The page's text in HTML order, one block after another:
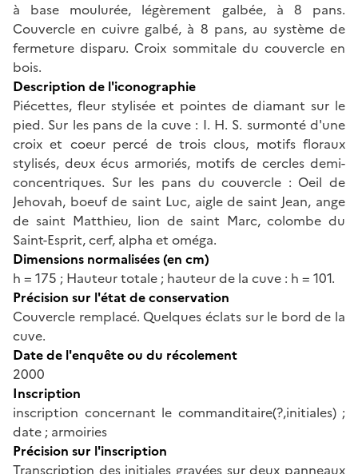
à base moulurée, légèrement galbée, à 8 pans.
Couvercle en cuivre galbé, à 8 pans, au système de
fermeture disparu. Croix sommitale du couvercle en
bois.
Description de l'iconographie
Piécettes, fleur stylisée et pointes de diamant sur le
pied. Sur les pans de la cuve : I. H. S. surmonté d'une
croix et coeur percé de trois clous, motifs floraux
stylisés, deux écus armoriés, motifs de cercles demi-
concentriques. Sur les pans du couvercle : Oeil de
Jehovah, boeuf de saint Luc, aigle de saint Jean, ange
de saint Matthieu, lion de saint Marc, colombe du
Saint-Esprit, cerf, alpha et oméga.
Dimensions normalisées (en cm)
h = 175 ; Hauteur totale ; hauteur de la cuve : h = 101.
Précision sur l'état de conservation
Couvercle remplacé. Quelques éclats sur le bord de la
cuve.
Date de l'enquête ou du récolement
2000
Inscription
inscription concernant le commanditaire(?,initiales) ;
date ; armoiries
Précision sur l'inscription
Transcription des initiales gravées sur deux panneaux